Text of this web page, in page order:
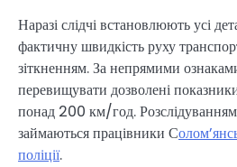
Наразі слідчі встановлюють усі
фактичну швидкість руху
зіткненням. За непрямими
перевищувати дозволені
понад 200 км/год.
займаються працівники С
поліції.